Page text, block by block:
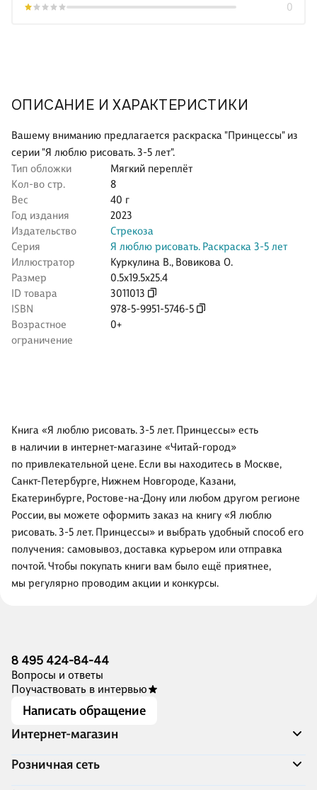
ОПИСАНИЕ И ХАРАКТЕРИСТИКИ
Вашему вниманию предлагается раскраска "Принцессы" из
серии "Я люблю рисовать. 3-5 лет".
Тип обложки
Мягкий переплёт
Кол-во стр.
8
Вес
40 г
Год издания
2023
Издательство
Стрекоза
Серия
Я люблю рисовать. Раскраска 3-5 лет
Иллюстратор
Куркулина В., Вовикова О.
Размер
0.5x19.5x25.4
ID товара
3011013
ISBN
978-5-9951-5746-5
Возрастное
ограничение
0+
0
Книга «Я люблю рисовать. 3-5 лет. Принцессы» есть
в наличии в интернет-магазине «Читай-город»
по привлекательной цене. Если вы находитесь в Москве,
Санкт-Петербурге, Нижнем Новгороде, Казани,
Екатеринбурге, Ростове-на-Дону или любом другом регионе
России, вы можете оформить заказ на книгу «Я люблю
рисовать. 3-5 лет. Принцессы» и выбрать удобный способ его
получения: самовывоз, доставка курьером или отправка
почтой. Чтобы покупать книги вам было ещё приятнее,
мы регулярно проводим акции и конкурсы.
8 495 424-84-44
Вопросы и ответы
Поучаствовать в интервью
Написать обращение
Интернет-магазин
Акции
Розничная сеть